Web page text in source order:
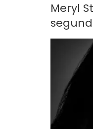
Meryl